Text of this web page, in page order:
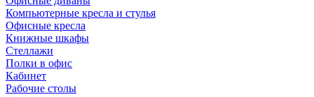
Компьютерные кресла и стулья
Офисные кресла
Книжные шкафы
Стеллажи
Полки в офис
Кабинет
Рабочие столы